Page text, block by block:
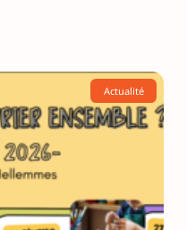
Actualité